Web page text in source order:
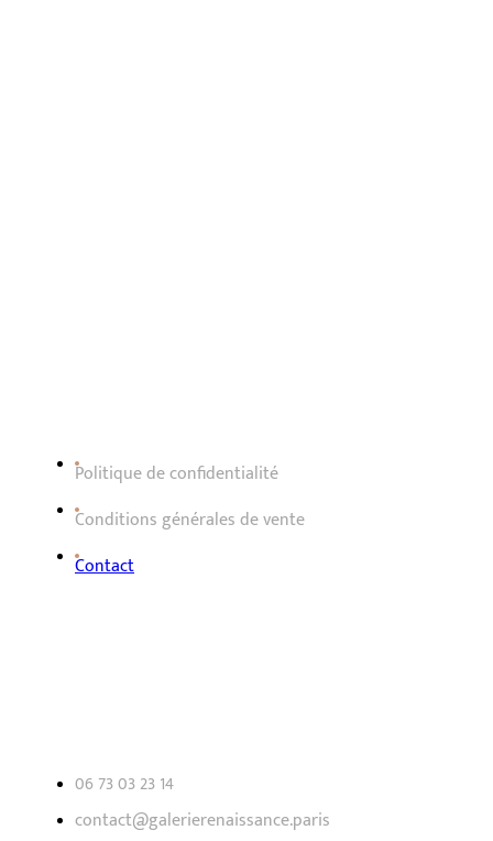
Politique de confidentialité
Conditions générales de vente
Contact
06 73 03 23 14
contact@galerierenaissance.paris